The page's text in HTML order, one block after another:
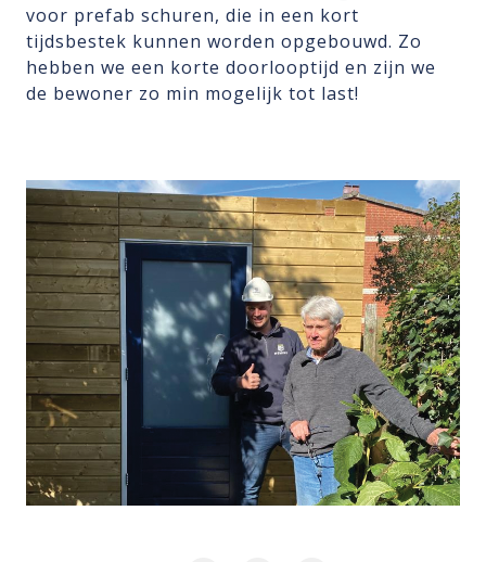
voor prefab schuren, die in een kort
tijdsbestek kunnen worden opgebouwd. Zo
hebben we een korte doorlooptijd en zijn we
de bewoner zo min mogelijk tot last!